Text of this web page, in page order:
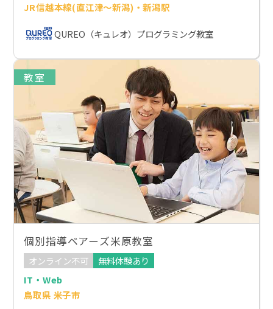
JR信越本線(直江津～新潟)・新潟駅
QUREO（キュレオ）プログラミング教室
教室
個別指導ベアーズ米原教室
オンライン不可
無料体験あり
IT・Web
鳥取県 米子市